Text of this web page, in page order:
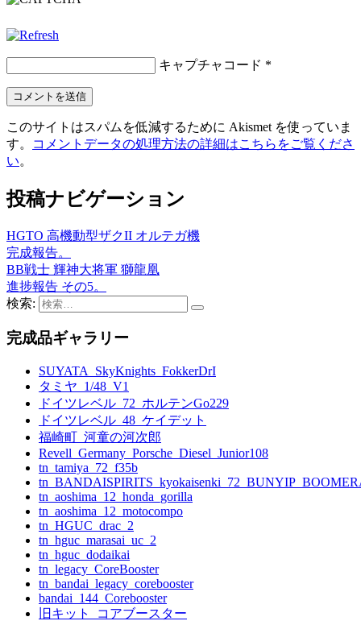
キャプチャコード *
このサイトはスパムを低減するために Akismet を使っていま
す。
コメントデータの処理方法の詳細はこちらをご覧くださ
い。
投稿ナビゲーション
HGTO 高機動型ザクII オルテガ機
完成報告。
BB戦士 輝神大将軍 獅龍凰
進捗報告 その5。
検索:
完成品ギャラリー
SUYATA_SkyKnights_FokkerDrI
タミヤ_1/48_V1
ドイツレベル_72_ホルテンGo229
ドイツレベル_48_ケイデット
福崎町_河童の河次郎
Revell_Germany_Porsche_Diesel_Junior108
tn_tamiya_72_f35b
tn_aoshima_12_honda_gorilla
tn_aoshima_12_motocompo
tn_HGUC_drac_2
tn_hguc_marasai_uc_2
tn_hguc_dodaikai
tn_legacy_CoreBooster
tn_bandai_legacy_corebooster
bandai_144_Corebooster
旧キット_コアブースター